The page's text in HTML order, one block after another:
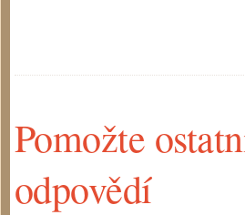
Pomožte
odpovědí